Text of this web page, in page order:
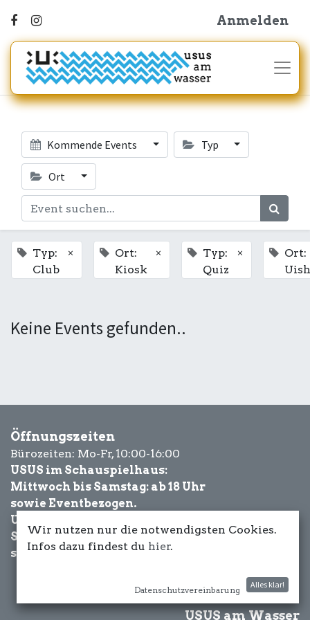
Anmelden
Kommende Events Typ
Ort
Typ:
Club
×
Ort:
Kiosk
×
Typ:
Quiz
×
Ort:
Uish
Keine Events gefunden..
Öffnungszeiten
Bürozeiten: Mo-Fr, 10:00-16:00
USUS im Schauspielhaus:
Mittwoch bis Samstag: ab 18 Uhr
sowie Eventbezogen.
USUS am Wasser:
Schönwetter-
sowie Eventbezogen.
USUS am Wasser
Wir nutzen nur die notwendigsten Cookies.
Infos dazu findest du hier.
Datenschutzvereinbarung
Alles klar!